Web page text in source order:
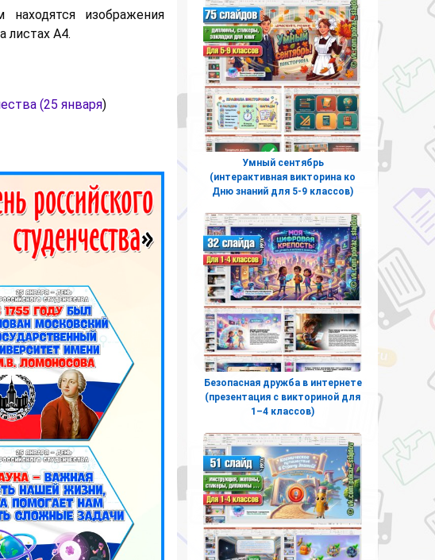
изображения
листах A4.
(25 января)
Умный сентябрь
(интерактивная викторина ко
Дню знаний для 5-9 классов)
Безопасная дружба в интернете
(презентация с викториной для
1–4 классов)